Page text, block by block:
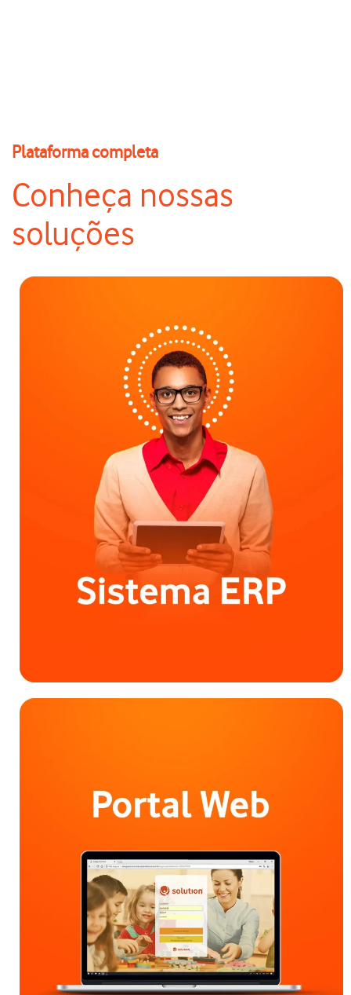
Plataforma completa
Conheça nossas
soluções